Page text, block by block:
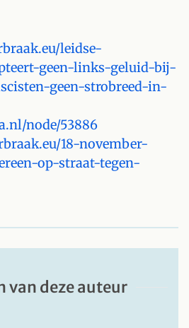
leidse-
geen-links-geluid-bij-
geen-strobreed-in-
node/53886
18-november-
op-straat-tegen-
van deze auteur